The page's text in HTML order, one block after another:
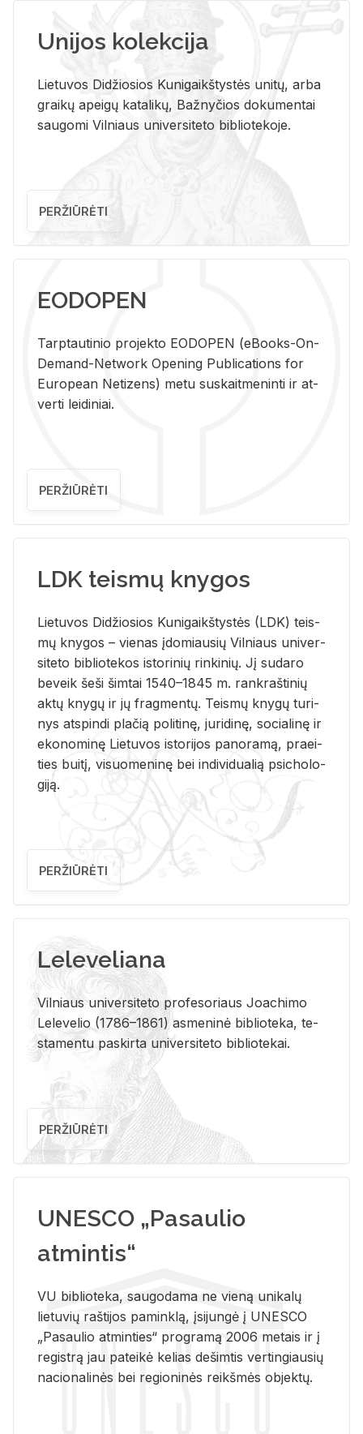
Unijos kolekcija
Lietuvos Didžiosios Kunigaikštystės unitų, arba
graikų apeigų katalikų, Bažnyčios dokumentai
saugomi Vilniaus universiteto bibliotekoje.
PERŽIŪRĖTI
EODOPEN
Tarp­tau­ti­nio pro­jek­to EO­DO­PEN (eBo­oks-On-
De­mand-Ne­twork Ope­ning Pub­li­ca­tions for
Eu­ro­pe­an Ne­ti­zens) metu su­skait­me­nin­ti ir at­
ver­ti lei­di­niai.
PERŽIŪRĖTI
LDK teismų knygos
Lie­tu­vos Di­džio­sios Ku­ni­gaikš­tys­tės (LDK) teis­
mų kny­gos – vie­nas įdo­miau­sių Vil­niaus uni­ver­
si­te­to bi­b­lio­te­kos is­to­ri­nių rin­ki­nių. Jį su­da­ro
be­veik šeši šim­tai 1540–1845 m. rank­raš­ti­nių
aktų kny­gų ir jų frag­men­tų. Teis­mų kny­gų tu­ri­
nys at­spin­di pla­čią po­li­ti­nę, ju­ri­di­nę, so­cia­li­nę ir
eko­no­mi­nę Lie­tu­vos is­to­ri­jos pa­no­ra­mą, pra­ei­
ties bui­tį, vi­suo­me­ni­nę bei in­di­vi­dua­lią psi­cho­lo­
gi­ją.
PERŽIŪRĖTI
Leleveliana
Vil­niaus uni­ver­si­te­to pro­fe­so­riaus Jo­a­chi­mo
Le­le­ve­lio (1786–1861) as­me­ni­nė bi­b­lio­te­ka, te­
sta­men­tu pa­skir­ta uni­ver­si­te­to bi­b­lio­te­kai.
PERŽIŪRĖTI
UNESCO „Pasaulio
atmintis“
VU biblioteka, saugodama ne vieną unikalų
lietuvių raštijos paminklą, įsijungė į UNESCO
„Pasaulio atminties“ programą 2006 metais ir į
registrą jau pateikė kelias dešimtis vertingiausių
nacionalinės bei regioninės reikšmės objektų.